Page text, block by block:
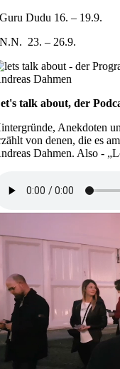
Guru Dudu 16. – 19.9.
N.N. 23. – 26.9.
talk about, der
Anekdoten
von denen, die es
Dahmen. Also -